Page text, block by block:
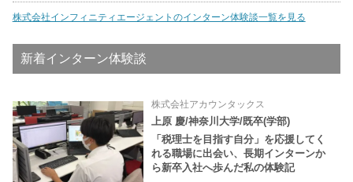
株式会社インフィニティエージェントのインターン体験談一覧を見る
新着インターン体験談
株式会社アカウンタックス
上原 慶/神奈川大学/既卒(学部)
「税理士を目指す自分」を応援してく
れる職場に出会い、長期インターンか
ら新卒入社へ歩んだ私の体験記